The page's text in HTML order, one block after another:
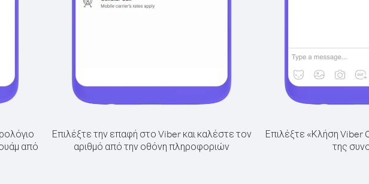
από
Επιλέξτε την επαφή στο Viber και καλέστε τον
αριθμό από την οθόνη πληροφοριών
Επιλέξτε «Κλήση Viber
της